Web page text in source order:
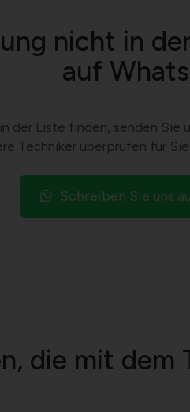
nicht in
auf
der Liste finden, senden
Techniker überprüfen für
Schreiben Sie uns
die mit